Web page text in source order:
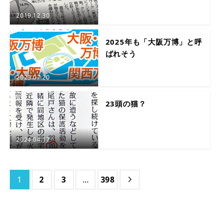
2019.12.30
2023.07.20
2025年も「大阪万博」と呼
ばれそう
2024.04.17
23頭の猫？
1 2 3 … 398 